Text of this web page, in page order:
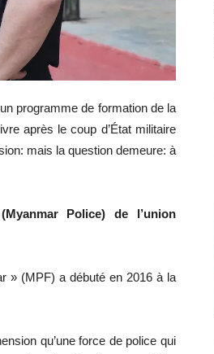
programme de formation de la
après le coup d’État militaire
mais la question demeure: à
Police) de l’union
» (MPF) a débuté en 2016 à la
qu’une force de police qui